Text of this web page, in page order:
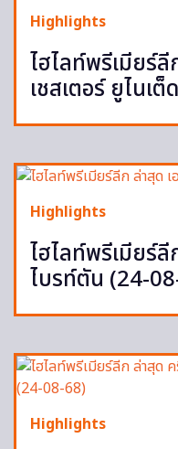
Highlights
ไฮไลท์พรีเมียร์
เชสเตอร์ ยูไนเ
Highlights
ไฮไลท์พรีเมียร์
ไบรท์ตัน (24-
Highlights